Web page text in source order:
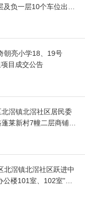
及负一层10个车位出租
告
朝亮小学18、19号
目成交公告
滘镇北滘社区居民委
莱新村7幢二层商铺出
公告
北滘镇北滘社区跃进中
楼101室、102室”出